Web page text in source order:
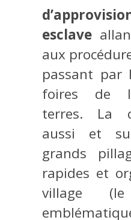
esclave
aux
passant par
foires de
terres. La
aussi et
grands
rapides et
village (le